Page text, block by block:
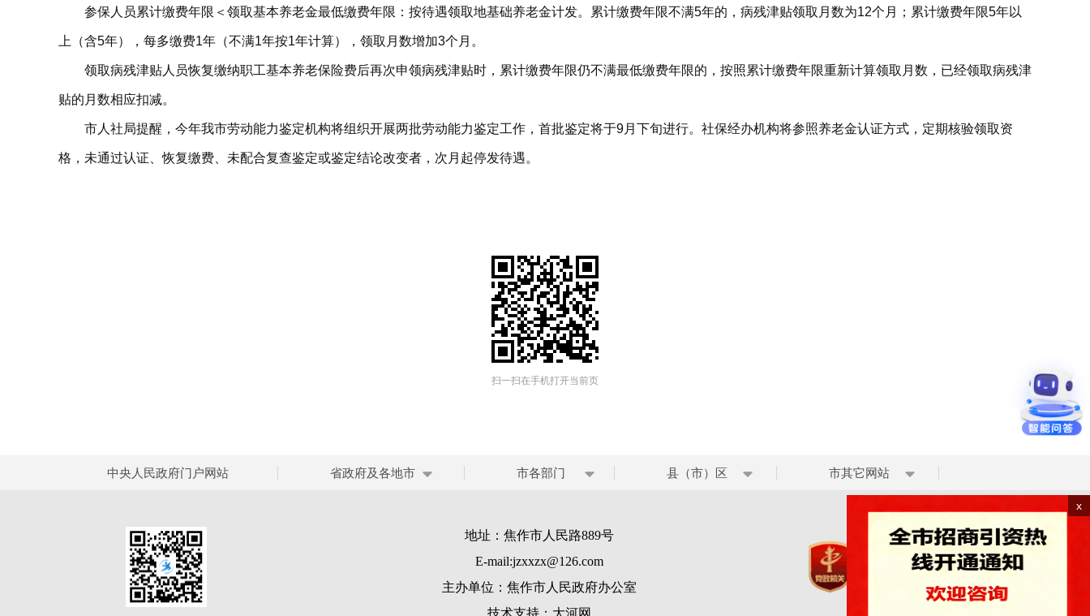
参保人员累计缴费年限＜领取基本养老金最低缴费年限：按待遇领取地基础养老金计发。累计缴费年限不满5年的，病残津贴领取月数为12个月；累计缴费年限5年以
上（含5年），每多缴费1年（不满1年按1年计算），领取月数增加3个月。
领取病残津贴人员恢复缴纳职工基本养老保险费后再次申领病残津贴时，累计缴费年限仍不满最低缴费年限的，按照累计缴费年限重新计算领取月数，已经领取病残津
贴的月数相应扣减。
市人社局提醒，今年我市劳动能力鉴定机构将组织开展两批劳动能力鉴定工作，首批鉴定将于9月下旬进行。社保经办机构将参照养老金认证方式，定期核验领取资
格，未通过认证、恢复缴费、未配合复查鉴定或鉴定结论改变者，次月起停发待遇。
扫一扫在手机打开当前页
中央人民政府门户网站 省政府及各地市 市各部门 县（市）区 市其它网站
地址：焦作市人民路889号
E-mail:jzxxzx@126.com
主办单位：焦作市人民政府办公室
技术支持： 大河网
x